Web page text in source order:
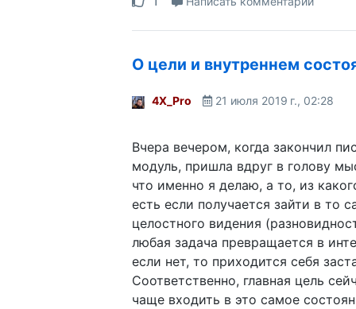
О цели и внутреннем
4X_Pro 21 июля 2019 г., 02:28
Вчера вечером, когда закончил
модуль, пришла вдруг в голову
что именно я делаю, а то, из
есть если получается зайти в то
целостного видения
любая задача превращается в
если нет, то приходится себя
Соответственно, главная цель
чаще входить в это самое